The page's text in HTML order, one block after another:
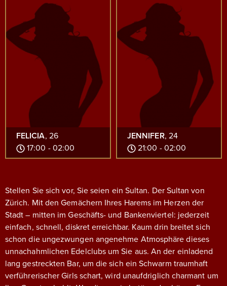
FELICIA, 26
17:00 - 02:00
JENNIFER, 24
21:00 - 02:00
Stellen Sie sich vor, Sie seien ein Sultan. Der Sultan von
Zürich. Mit den Gemächern Ihres Harems im Herzen der
Stadt – mitten im Geschäfts- und Bankenviertel: jederzeit
einfach, schnell, diskret erreichbar. Kaum drin breitet sich
schon die ungezwungen angenehme Atmosphäre dieses
unnachahmlichen Edelclubs um Sie aus. An der einladend
lang gestreckten Bar, um die sich ein Schwarm traumhaft
verführerischer Girls schart, wird unaufdriglich charmant um